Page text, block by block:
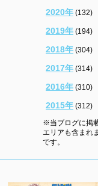
2020年 (132)
2019年 (194)
2018年 (304)
2017年 (314)
2016年 (310)
2015年 (312)
※当ブログに掲
エリアも含まれ
です。